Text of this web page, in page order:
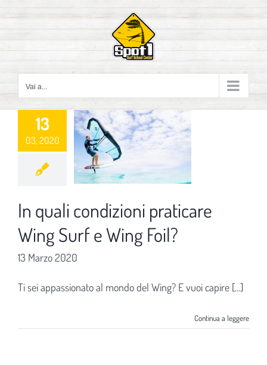
contenuto
Vai a...
13
03, 2020
In quali condizioni praticare
Wing Surf e Wing Foil?
13 Marzo 2020
Ti sei appassionato al mondo del Wing? E vuoi capire [...]
Continua a leggere